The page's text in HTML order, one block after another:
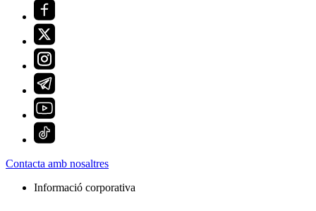
Contacta amb nosaltres
Informació corporativa